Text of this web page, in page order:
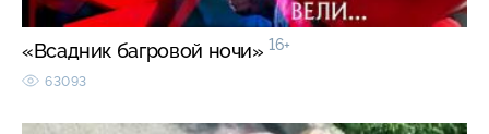
«Всадник багровой ночи» 16+
63093